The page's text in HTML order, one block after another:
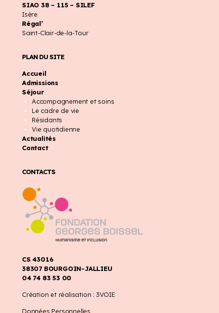
SIAO 38 – 115 – SILEF
Isère
Régal’
Saint-Clair-de-la-Tour
PLAN DU SITE
Accueil
Admissions
Séjour
Accompagnement et soins
Le cadre de vie
Résidants
Vie quotidienne
Actualités
Contact
CONTACTS
CS 43016
38307 BOURGOIN-JALLIEU
04 74 83 53 00
Création et réalisation : 3VOIE
Données Personnelles